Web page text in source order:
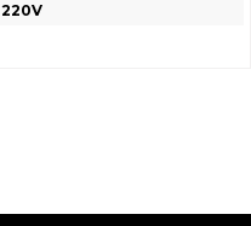
220V